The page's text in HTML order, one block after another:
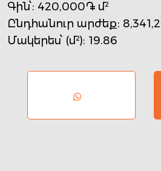
Գին՝: 420,000֏ մ²
Ընդհանուր արժեք:
Մակերես՝ (մ²): 19.86